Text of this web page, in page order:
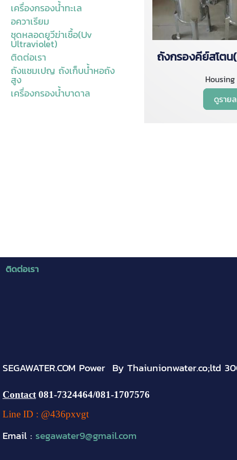
เครื่องกรองน้ำทะเล
อควาเรียม
ชุดหลอดยูวีฆ่าเชื้อ(Uv
Ultraviolet)
ติดต่อเรา
ถังแชมเปญ ถังเก็บน้ำหอถัง
สูง
เครื่องกรองน้ำบาดาล
ถังกรองคีย์สโต
ดูราย
ติดต่อเรา
SEGAWATER.COM Power By Thaiunionwater.co;ltd
Contact 081-7324464/081-1707576
Line ID : @436pxvgt
Email : segawater9@gmail.com